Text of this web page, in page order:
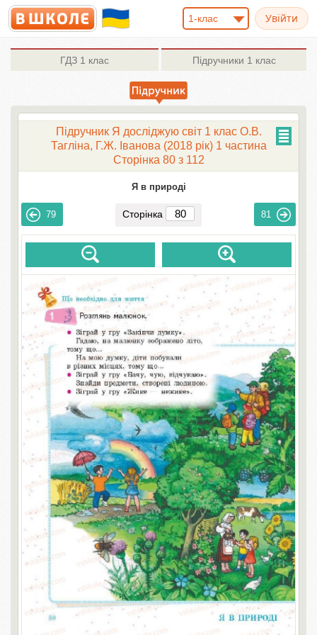
1-клас
ГДЗ 1 клас Підручники 1 клас
Підручник Я досліджую світ 1 клас О.В.
Тагліна, Г.Ж. Іванова (2018 рік) 1 частина
Сторінка 80 з 112
Я в природі
79 Сторінка 81